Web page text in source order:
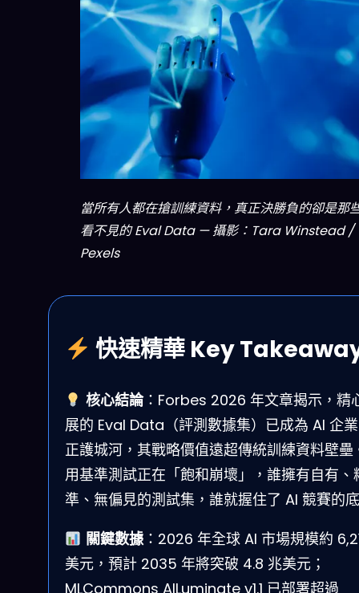
當所有人都在搶訓練資料，真正決勝負的卻是那
看不見的 Eval Data — 攝影：Tara Winstead /
Pexels
快速精華 Key
核心結論：Forbes 2026 年文章揭示，精
展的 Eval Data（評測數據集）已成為 AI 企
正護城河，其戰略價值遠超傳統訓練資料壁壘
用基準測試正在「飽和崩壞」，誰擁有自有、
準、無偏見的測試集，誰就握住了 AI 競賽的
關鍵數據：2026 年全球 AI 市場規模約
美元，預計 2035 年將突破 4.8 兆美元；
MLCommons AILuminate v1.1 已部署超過